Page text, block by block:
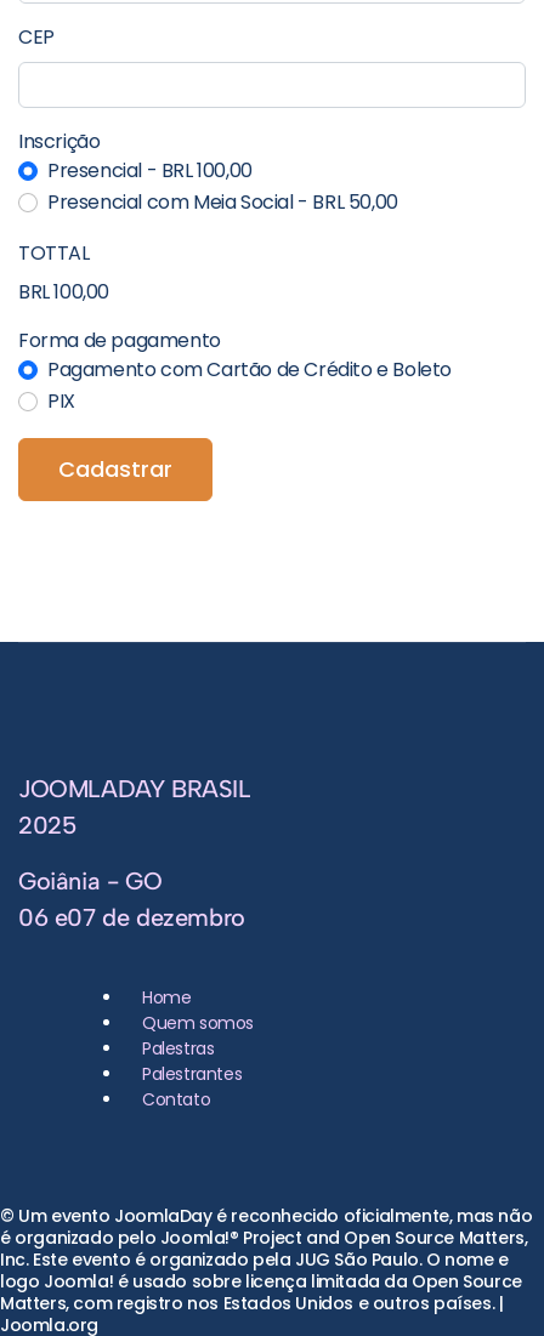
CEP
Inscrição
Presencial - BRL 100,00
Presencial com Meia Social - BRL 50,00
TOTTAL
BRL 100,00
Forma de pagamento
Pagamento com Cartão de Crédito e Boleto
PIX
Cadastrar
JOOMLADAY BRASIL
2025
Goiânia - GO
06 e07 de dezembro
Home
Quem somos
Palestras
Palestrantes
Contato
© Um evento JoomlaDay é reconhecido oficialmente, mas não
é organizado pelo Joomla!® Project and Open Source Matters,
Inc. Este evento é organizado pela JUG São Paulo. O nome e
logo Joomla! é usado sobre licença limitada da Open Source
Matters, com registro nos Estados Unidos e outros países. |
Joomla.org